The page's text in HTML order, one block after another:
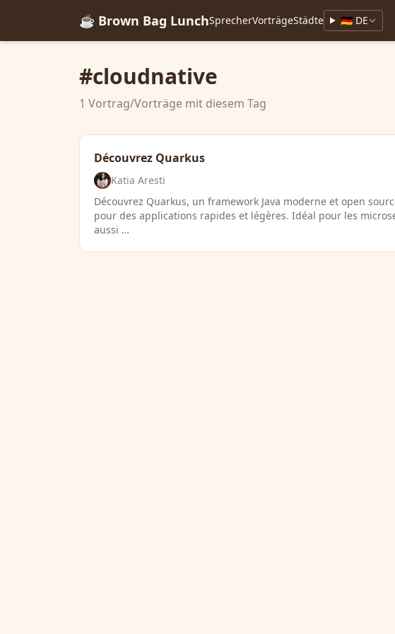
☕ Brown Bag LunchSprecherVorträgeStädte 🇩🇪 DE
#cloudnative
1 Vortrag/Vorträge mit diesem Tag
Découvrez Quarkus
Katia Aresti
Découvrez Quarkus, un framework Java moderne et open
pour des applications rapides et légères. Idéal pour les
aussi …